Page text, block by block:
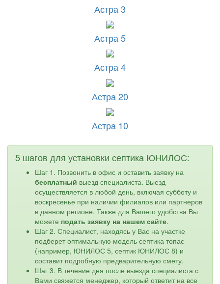
Астра 3
Астра 5
Астра 4
Астра 20
Астра 10
5 шагов для установки септика ЮНИЛОС:
Шаг 1. Позвонить в офис и оставить заявку на
бесплатный выезд специалиста. Выезд
осуществляется в любой день, включая субботу и
воскресенье при наличии филиалов или партнеров
в данном регионе. Также для Вашего удобства Вы
можете подать заявку на нашем сайте.
Шаг 2. Специалист, находясь у Вас на участке
подберет оптимальную модель септика топас
(например, ЮНИЛОС 5, септик ЮНИЛОС 8) и
составит подробную предварительную смету.
Шаг 3. В течение дня после выезда специалиста с
Вами свяжется менеджер, который ответит на все